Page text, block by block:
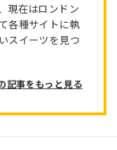
現在はロンドン
各種サイトに執
スイーツを見つ
記事をもっと見る